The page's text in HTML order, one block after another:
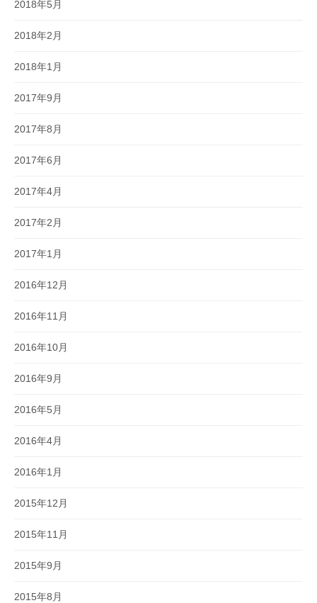
2018年5月
2018年2月
2018年1月
2017年9月
2017年8月
2017年6月
2017年4月
2017年2月
2017年1月
2016年12月
2016年11月
2016年10月
2016年9月
2016年5月
2016年4月
2016年1月
2015年12月
2015年11月
2015年9月
2015年8月